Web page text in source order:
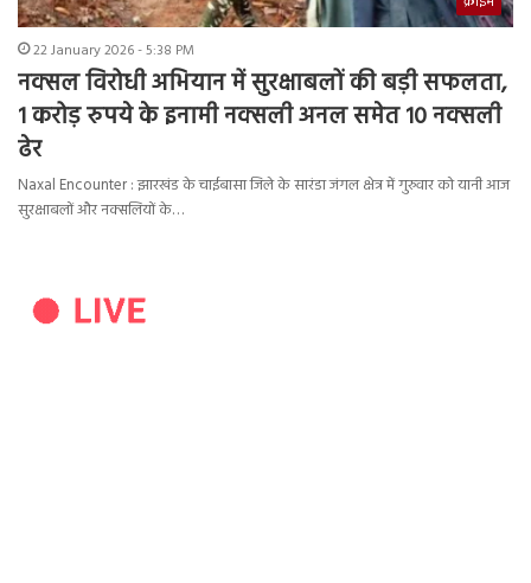
22 January 2026 - 5:38 PM
नक्सल विरोधी अभियान में सुरक्षाबलों की बड़ी सफलता,
1 करोड़ रुपये के इनामी नक्सली अनल समेत 10 नक्सली
ढेर
Naxal Encounter : झारखंड के चाईबासा जिले के सारंडा जंगल क्षेत्र में गुरुवार को यानी आज
सुरक्षाबलों और नक्सलियों के…